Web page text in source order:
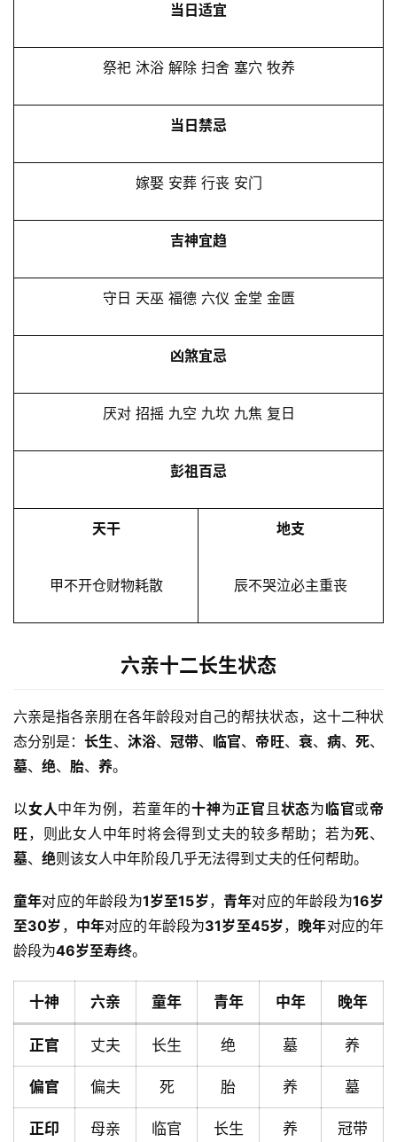
首
当日适宜
祭祀 沐浴 解除 扫舍 塞穴 牧养
当日禁忌
嫁娶 安葬 行丧 安门
吉神宜趋
守日 天巫 福德 六仪 金堂 金匮
凶煞宜忌
厌对 招摇 九空 九坎 九焦 复日
彭祖百忌
天干
甲不开仓财物耗散
地支
辰不哭泣必主重丧
六亲十二长生状态
六亲是指各亲朋在各年龄段对自己的帮扶状态，这十二种状
态分别是：长生、 沐浴、 冠带、 临官、 帝旺、 衰、 病、死、
墓、 绝、 胎、 养。
以女人中年为例，若童年的十神为正官且状态为临官或帝
旺，则此女人中年时将会得到丈夫的较多帮助；若为死、
墓、 绝则该女人中年阶段几乎无法得到丈夫的任何帮助。
童年对应的年龄段为1岁至15岁，青年对应的年龄段为16岁
至30岁 ， 中年对应的年龄段为31岁至45岁， 晚年对应的年
龄段为46岁至寿终。
十神 六亲 童年 青年 中年 晚年
正官 丈夫 长生 绝 墓 养
偏官 偏夫 死 胎 养 墓
正印 母亲 临官 长生 养 冠带